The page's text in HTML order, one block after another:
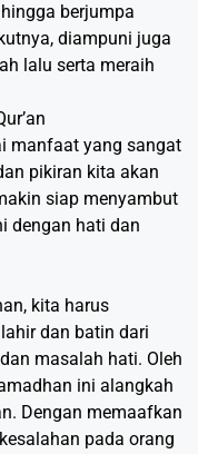
berjumpa
diampuni juga
lalu serta meraih
manfaat yang sangat
pikiran kita akan
siap menyambut
dengan hati dan
kita harus
dan batin dari
masalah hati. Oleh
ini alangkah
Dengan memaafkan
pada orang